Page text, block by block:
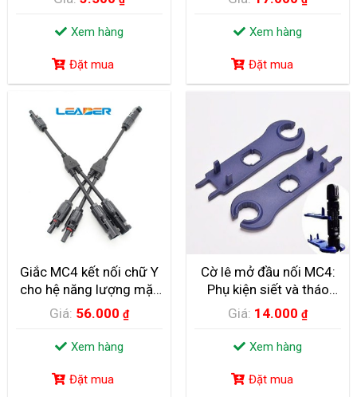
Xem hàng
Đặt mua
Xem hàng
Đặt mua
Giắc MC4 kết nối chữ Y
cho hệ năng lượng mặt
trời
Giá: 56.000 ₫
Xem hàng
Đặt mua
Cờ lê mở đầu nối MC4:
Phụ kiện siết và tháo
Jack MC4 nhanh chóng
Giá: 14.000₫
Xem hàng
Đặt mua
ẤN TƯỢNG ÁO NĂNG LƯỢNG MẶT TRỜI CÓ THỂ
Hình ảnh của những tấm pin năng lượng mặt trời cho tới nay có lẽ
không còn là...
CÁC SỰ CỐ THƯỜNG GẶP BÌNH NƯỚC NÓNG NĂNG
I. Máy nước nóng năng lượng mặt trời nổ , vỡ ống thủy tinh
chân...